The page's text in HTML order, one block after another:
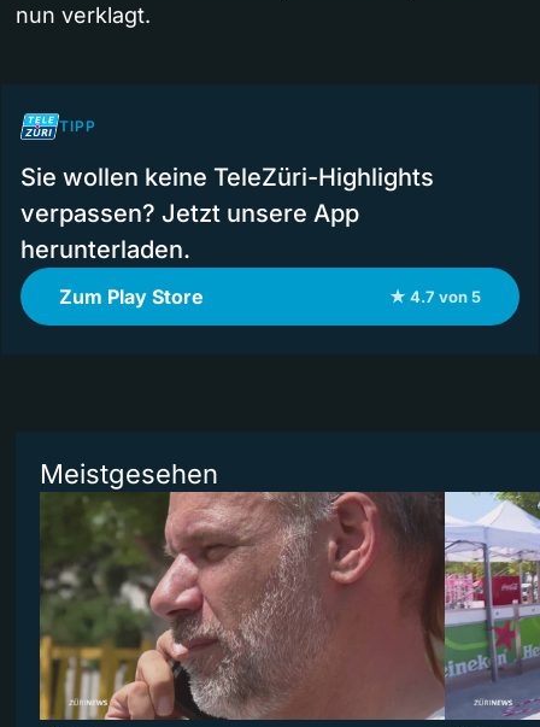
nun verklagt.
TIPP
Sie wollen keine TeleZüri-Highlights
verpassen? Jetzt unsere App
herunterladen.
Zum Play Store ★ 4.7 von 5
Meistgesehen